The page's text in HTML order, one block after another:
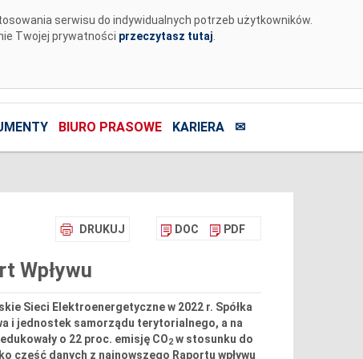
serwisu do indywidualnych potrzeb użytkowników.
Twojej prywatności przeczytasz tutaj
BIURO PRASOWE KARIERA ✉
DRUKUJ DOC PDF
Wpływu
Sieci Elektroenergetyczne w 2022 r. Spółka
i jednostek samorządu terytorialnego, a na
o 22 proc. emisję CO2w stosunku do
część danych z najnowszego Raportu wpływu